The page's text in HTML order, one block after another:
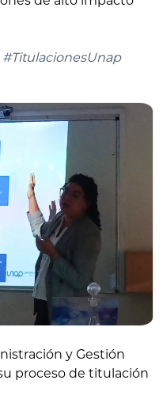
#TitulacionesUnap
y Gestión
proceso de titulación